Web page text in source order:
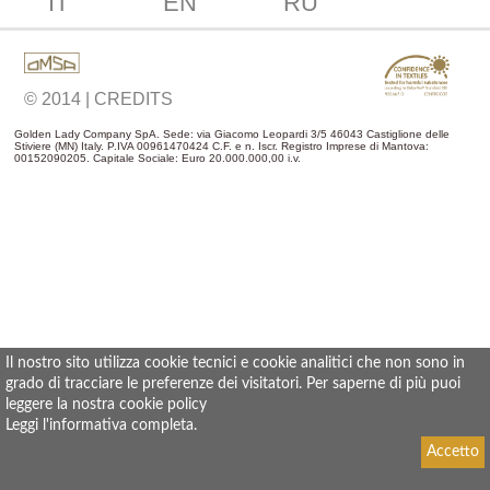
Il nostro sito utilizza cookie tecnici e cookie analitici che non sono in
grado di tracciare le preferenze dei visitatori. Per saperne di più puoi
leggere la nostra cookie policy
Leggi l'informativa completa.
Accetto
© 2014 | CREDITS
Golden Lady Company SpA. Sede: via Giacomo Leopardi 3/5 46043 Castiglione delle
Stiviere (MN) Italy. P.IVA 00961470424 C.F. e n. Iscr. Registro Imprese di Mantova:
00152090205. Capitale Sociale: Euro 20.000.000,00 i.v.